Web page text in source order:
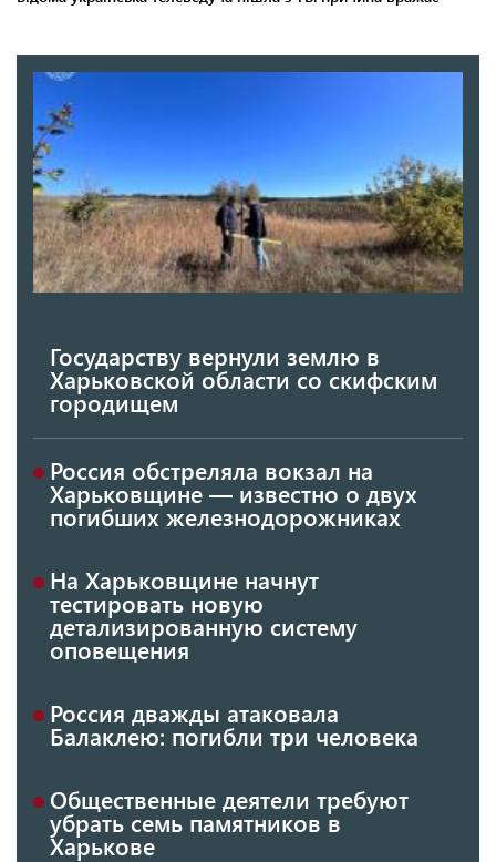
Государству вернули землю в
Харьковской области со скифским
городищем
Россия обстреляла вокзал на
Харьковщине — известно о двух
погибших железнодорожниках
На Харьковщине начнут
тестировать новую
детализированную систему
оповещения
Россия дважды атаковала
Балаклею: погибли три человека
Общественные деятели требуют
убрать семь памятников в
Харькове